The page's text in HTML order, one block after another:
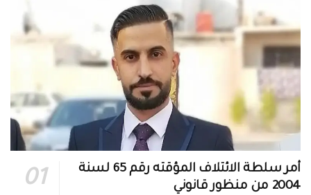
أمر سلطة الائتلاف المؤقته رقم 65 لسنة
2004 من منظور قانوني